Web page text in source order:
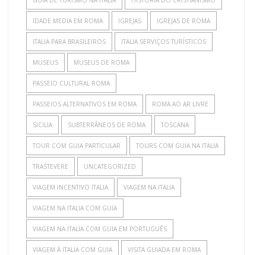
IDADE MEDIA EM ROMA IGREJAS IGREJAS DE ROMA
ITALIA PARA BRASILEIROS ITALIA SERVIÇOS TURÍSTICOS
MUSEUS MUSEUS DE ROMA
PASSEIO CULTURAL ROMA
PASSEIOS ALTERNATIVOS EM ROMA ROMA AO AR LIVRE
SICILIA SUBTERRÂNEOS DE ROMA TOSCANA
TOUR COM GUIA PARTICULAR TOURS COM GUIA NA ITALIA
TRASTEVERE UNCATEGORIZED
VIAGEM INCENTIVO ITALIA VIAGEM NA ITALIA
VIAGEM NA ITALIA COM GUIA
VIAGEM NA ITALIA COM GUIA EM PORTUGUÊS
VIAGEM À ITALIA COM GUIA VISITA GUIADA EM ROMA